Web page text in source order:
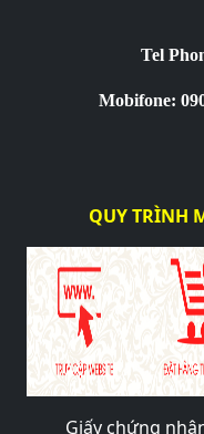
Tel
Mobifone:
QUY TRÌNH
Giấy chứng